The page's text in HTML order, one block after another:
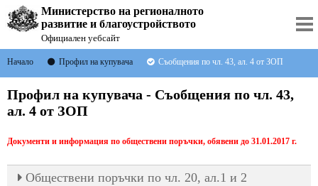
Министерство на регионалното
развитие и благоустройството
Официален уебсайт
Начало Профил на купувача Съобщения по чл. 43, ал. 4 от ЗОП
Профил на купувача - Съобщения по чл. 43,
ал. 4 от ЗОП
Документи и информация по обществени поръчки, обявени до 31.01.2017 г.
Oбществени поръчки по чл. 20, ал.1 и 2